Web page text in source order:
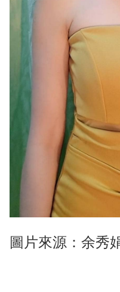
圖片來源：余秀